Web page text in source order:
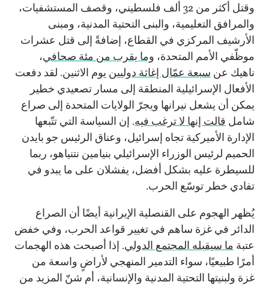
وقتل أكثر من 32 ألف فلسطيني، وقصف المستشفيات،
والمرافق التعليمية، والبنى التحتية المدنية، ومبنى
الأرشيف المركزي في القطاع، إضافةً إلى قتل عشرات
موظّفي الأمم المتحدة، وما يقرب من مئة صحافي،
ناهيك عن سبعة عمّال إغاثة دوليين يوم الاثنين. لقد دفعت
الأفعال الإسرائيلية المنطقة إلى مسار تصعيدي خطير
يمكن أن يشعل نيرانها ويجرّ الولايات المتحدة إلى صراع
شامل قالت إنها لا ترغب فيه. إن السياسة التي تتّبعها
الإدارة الأميركية تجاه إسرائيل، وعناق الرئيس جو بايدن
الحميم لرئيس الوزراء الإسرائيلي بنيامين نتنياهو، ربما
للسيطرة عليه بشكل أفضل، يفشلان على ما يبدو في
تفادي خطر توسّع الحرب.
يُظهر الهجوم على القنصلية الإيرانية أيضًا أن الصراع
الدائر في غزة ساهم في تغيير قواعد الحرب، وفي خفض
عتبة ما سيقبله المجتمع الدولي. إذا أصبحت هذه الهجمات
أمرًا طبيعيًا، سواء التدمير المنهجي لأراضٍ واسعة من
غزة ولبنيتها التحتية المدنية والإنسانية، أم شنّ المزيد من